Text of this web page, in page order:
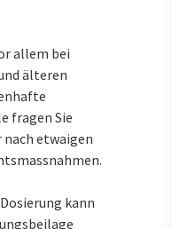
allem bei
älteren
fragen Sie
etwaigen
kann